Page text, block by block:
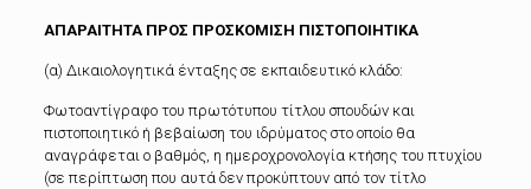
ΑΠΑΡΑΙΤΗΤΑ ΠΡΟΣ ΠΡΟΣΚΟΜΙΣΗ ΠΙΣΤΟΠΟΙΗΤΙΚΑ
(α) Δικαιολογητικά ένταξης σε εκπαιδευτικό κλάδο:
Φωτοαντίγραφο του πρωτότυπου τίτλου σπουδών και
πιστοποιητικό ή βεβαίωση του ιδρύματος στο οποίο θα
αναγράφεται ο βαθμός, η ημεροχρονολογία κτήσης του πτυχίου
(σε περίπτωση που αυτά δεν προκύπτουν από τον τίτλο